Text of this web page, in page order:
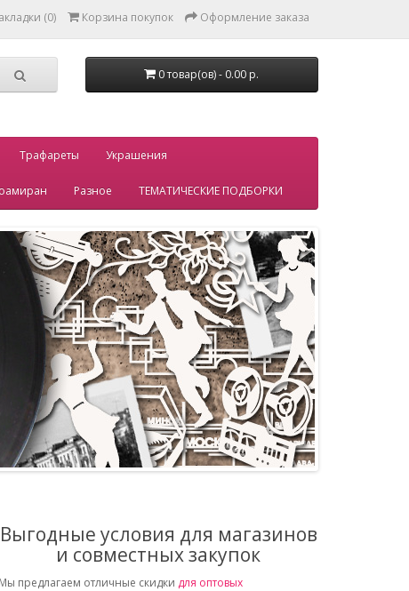
(0) Корзина покупок Оформление заказа
0 товар(ов) - 0.00 р.
Трафареты Украшения
Разное ТЕМАТИЧЕСКИЕ ПОДБОРКИ
Выгодные условия для магазинов
и совместных закупок
Мы предлагаем отличные скидки для оптовых